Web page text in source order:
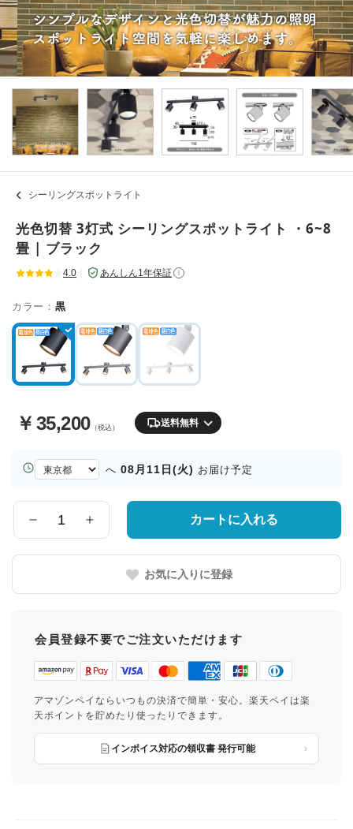
シーリングスポットライト
光色切替 3灯式 シーリングスポットライト ・6~8
畳 | ブラック
4.0 あんしん1年保証 i
カラー： 黒
￥ 35,200（税込） 送料無料
お
届
県
へ 08月11日(火) お届け予定
量
カートに入れる
お気に入りに登録
会員登録不要でご注文いただけます
アマゾンペイならいつもの決済で簡単・安心。楽天ペイは楽
天ポイントを貯めたり使ったりできます。
インボイス対応の領収書 発行可能